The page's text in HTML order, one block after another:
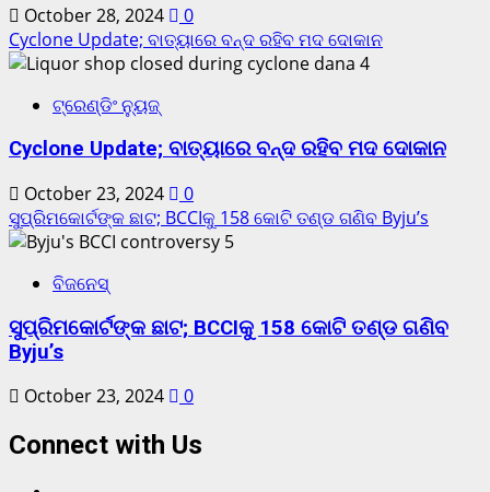
October 28, 2024
0
Cyclone Update; ବାତ୍ୟାରେ ବନ୍ଦ ରହିବ ମଦ ଦୋକାନ
4
ଟ୍ରେଣ୍ଡିଂ ନ୍ୟୁଜ୍
Cyclone Update; ବାତ୍ୟାରେ ବନ୍ଦ ରହିବ ମଦ ଦୋକାନ
October 23, 2024
0
ସୁପ୍ରିମକୋର୍ଟଙ୍କ ଛାଟ; BCCIକୁ 158 କୋଟି ତଣ୍ଡ ଗଣିବ Byju’s
5
ବିଜନେସ୍
ସୁପ୍ରିମକୋର୍ଟଙ୍କ ଛାଟ; BCCIକୁ 158 କୋଟି ତଣ୍ଡ ଗଣିବ
Byju’s
October 23, 2024
0
Connect with Us